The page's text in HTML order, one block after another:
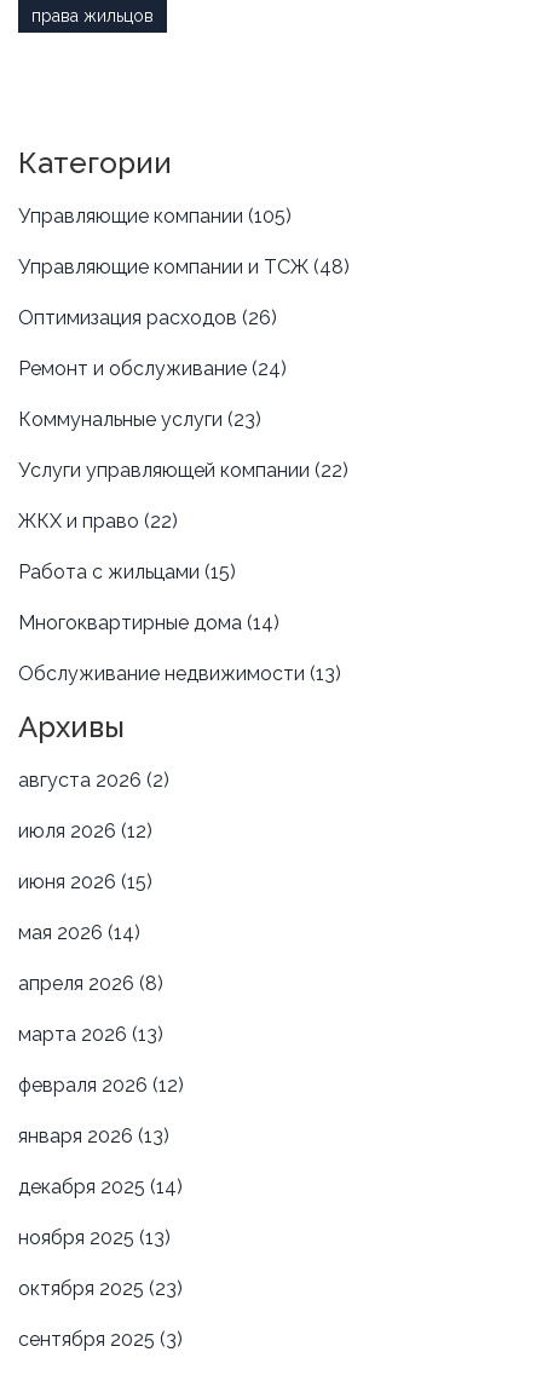
права жильцов
Категории
Управляющие компании (105)
Управляющие компании и ТСЖ (48)
Оптимизация расходов (26)
Ремонт и обслуживание (24)
Коммунальные услуги (23)
Услуги управляющей компании (22)
ЖКХ и право (22)
Работа с жильцами (15)
Многоквартирные дома (14)
Обслуживание недвижимости (13)
Архивы
августа 2026 (2)
июля 2026 (12)
июня 2026 (15)
мая 2026 (14)
апреля 2026 (8)
марта 2026 (13)
февраля 2026 (12)
января 2026 (13)
декабря 2025 (14)
ноября 2025 (13)
октября 2025 (23)
сентября 2025 (3)